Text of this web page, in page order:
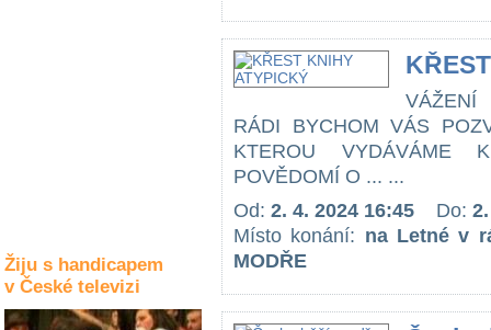
Žiju s handicapem
v České televizi
VÁŽENÍ
RÁDI BYCHOM VÁS
KTEROU VYDÁVÁME
POVĚDOMÍ O ... ...
Od: 2. 4. 2024 16:45 Do:
Místo konání: na Letné v
MODŘE